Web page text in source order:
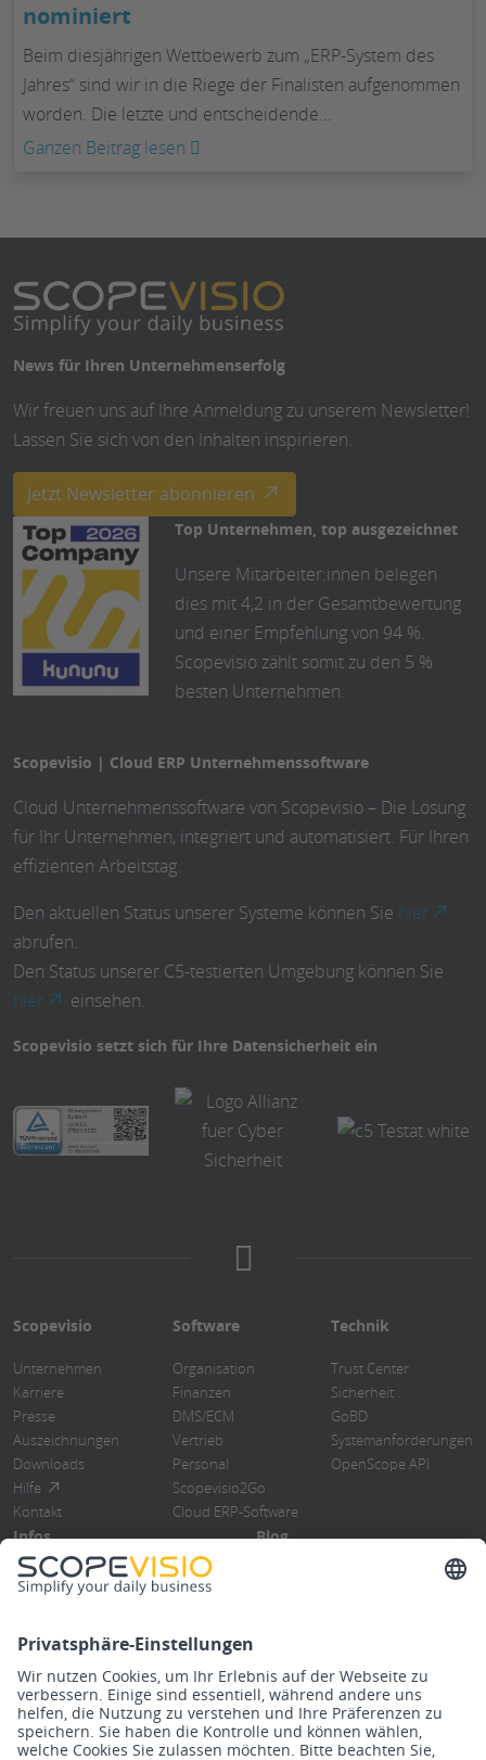
–
Interview
mit
Casciato
nominiert
Beim diesjährigen Wettbewerb zum „ERP-System des
Jahres“ sind wir in die Riege der Finalisten aufgenommen
worden. Die letzte und entscheidende…
Ganzen Beitrag lesen
„ERP-
des
Jahres“
News für Ihren Unternehmenserfolg
Wir freuen uns auf Ihre Anmeldung zu unserem Newsletter!
Lassen Sie sich von den Inhalten inspirieren.
Jetzt Newsletter abonnieren
Top Unternehmen, top ausgezeichnet
Unsere Mitarbeiter:innen belegen
dies mit 4,2 in der Gesamtbewertung
und einer Empfehlung von 94 %.
Scopevisio zählt somit zu den 5 %
besten Unternehmen.
Scopevisio | Cloud ERP Unternehmenssoftware
Cloud Unternehmenssoftware von Scopevisio – Die Lösung
für Ihr Unternehmen, integriert und automatisiert. Für Ihren
effizienten Arbeitstag.
Den aktuellen Status unserer Systeme können Sie hier
abrufen.
Den Status unserer C5-testierten Umgebung können Sie
hier
einsehen.
Scopevisio setzt sich für Ihre Datensicherheit ein
Scopevisio
Unternehmen
Karriere
Presse
Auszeichnungen
Downloads
Hilfe
Kontakt
Software
Organisation
Finanzen
DMS/ECM
Vertrieb
Personal
Scopevisio2Go
Cloud ERP-Software
Technik
Trust Center
Sicherheit
GoBD
Systemanforderungen
OpenScope API
Infos
Blog
Steuerberater
Know How
Release Notes
Blog
DMS/Rebu
Finanzbuchhaltung